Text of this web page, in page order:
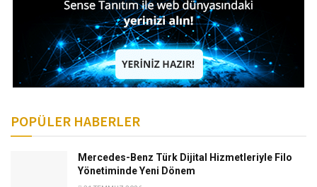
POPÜLER HABERLER
Mercedes-Benz Türk Dijital Hizmetleriyle Filo
Yönetiminde Yeni Dönem